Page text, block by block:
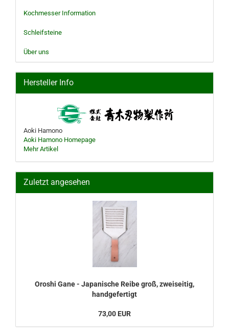
Kochmesser Information
Schleifsteine
Über uns
Hersteller Info
Aoki Hamono
Aoki Hamono Homepage
Mehr Artikel
Zuletzt angesehen
Oroshi Gane - Japanische Reibe groß, zweiseitig,
handgefertigt
73,00 EUR